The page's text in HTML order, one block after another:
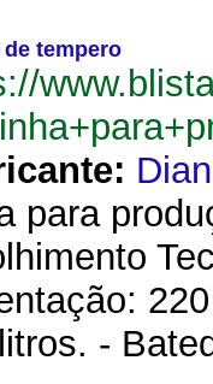
tempero
para
-